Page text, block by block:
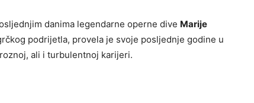
danima legendarne operne dive Marije
podrijetla, provela je svoje posljednje godine u
ali i turbulentnoj karijeri.